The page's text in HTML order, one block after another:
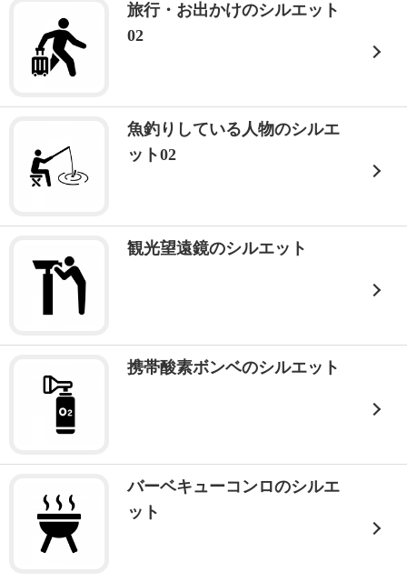
旅行・お出かけのシルエット
02
魚釣りしている人物のシルエ
ット02
観光望遠鏡のシルエット
携帯酸素ボンベのシルエット
バーベキューコンロのシルエ
ット